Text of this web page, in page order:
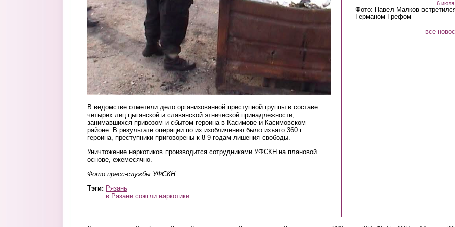
В ведомстве отметили дело организованной преступной группы в составе
четырех лиц цыганской и славянской этнической принадлежности,
занимавшихся привозом и сбытом героина в Касимове и Касимовском
районе. В результате операции по их изобличению было изъято 360 г
героина, преступники приговорены к 8-9 годам лишения свободы.
Уничтожение наркотиков производится сотрудниками УФСКН на плановой
основе, ежемесячно.
Фото пресс-службы УФСКН
Тэги: Рязань
в Рязани сожгли наркотики
6 июля
Фото: Павел Малков
Германом Грефом
все